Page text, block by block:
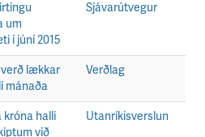
um
í júní 2015
Sjávarútvegur
lækkar
mánaða
Verðlag
króna halli
við
Utanríkisverslun